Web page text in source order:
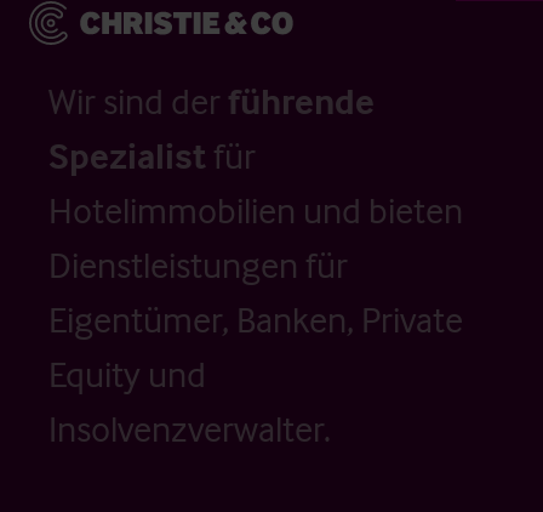
Wir sind der führende
Spezialistfür
Hotelimmobilien und bieten
Dienstleistungen für
Eigentümer, Banken, Private
Equity und
Insolvenzverwalter.